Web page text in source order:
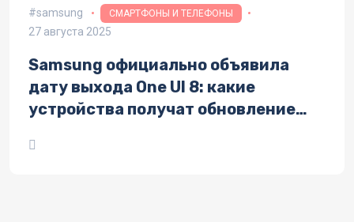
samsung СМАРТФОНЫ И ТЕЛЕФОНЫ
27 августа 2025
Samsung официально объявила
дату выхода One UI 8: какие
устройства получат обновление